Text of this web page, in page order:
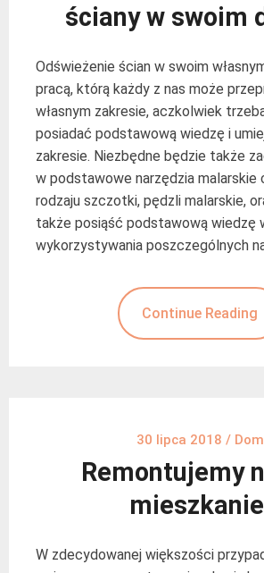
ściany w swoim
Odświeżenie ścian w swoim
pracą, którą każdy z nas może
własnym zakresie, aczkolwiek
posiadać podstawową wiedzę i
zakresie. Niezbędne będzie także
w podstawowe narzędzia malarskie
rodzaju szczotki, pędzli malarskie,
także posiąść podstawową wiedzę
wykorzystywania poszczególnych
Continue Reading
30 lipca 2018 / Dom
Remontujemy
W zdecydowanej większości